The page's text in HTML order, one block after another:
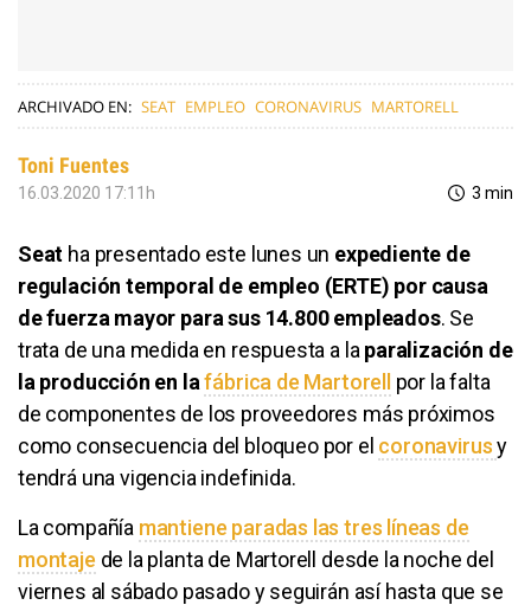
ARCHIVADO EN: SEAT EMPLEO CORONAVIRUS MARTORELL
Toni Fuentes
16.03.2020 17:11h 3 min
Seat ha presentado este lunes un expediente de
regulación temporal de empleo (ERTE) por causa
de fuerza mayor para sus 14.800 empleados. Se
trata de una medida en respuesta a la paralización de
la producción en lafábrica de Martorellpor la falta
de componentes de los proveedores más próximos
como consecuencia del bloqueo por el coronavirusy
tendrá una vigencia indefinida.
La compañía mantiene paradas las tres líneas de
montaje de la planta de Martorell desde la noche del
viernes al sábado pasado y seguirán así hasta que se